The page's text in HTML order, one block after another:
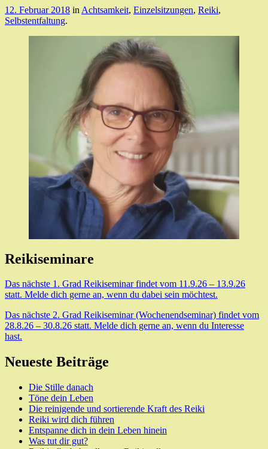
12. Februar 2018 in Achtsamkeit, Einzelsitzungen, Reiki,
Selbstentfaltung.
Reikiseminare
Das nächste 1. Grad Reikiseminar findet vom 11.9.26 – 13.9.26
statt. Melde dich gerne an, wenn du dabei sein möchtest.
Das nächste 2. Grad Reikiseminar (Wochenendseminar) findet vom
28.8.26 – 30.8.26 statt. Melde dich gerne an, wenn du Interesse
hast.
Neueste Beiträge
Die Stille danach
Töne dein Leben
Die reinigende und sortierende Kraft des Reiki
Reiki wird dich führen
Entspanne dich in dein Leben hinein
Was tut dir gut?